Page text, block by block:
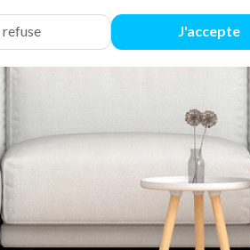
refuse J'accepte